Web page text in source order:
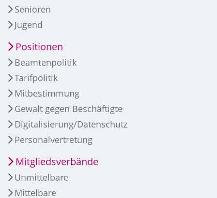
Senioren
Jugend
Positionen
Beamtenpolitik
Tarifpolitik
Mitbestimmung
Gewalt gegen Beschäftigte
Digitalisierung/Datenschutz
Personalvertretung
Mitgliedsverbände
Unmittelbare
Mittelbare